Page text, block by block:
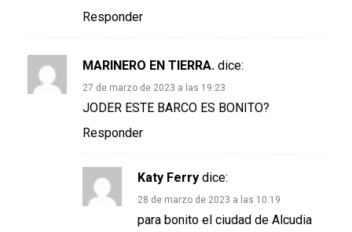
Responder
MARINERO EN TIERRA. dice:
27 de marzo de 2023 a las 19:23
JODER ESTE BARCO ES BONITO?
Responder
Katy Ferry dice:
28 de marzo de 2023 a las 10:19
para bonito el ciudad de Alcudia